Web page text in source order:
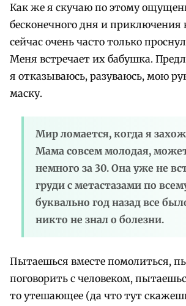
Как же я скучаю по этому
бесконечного дня и приключения
сейчас очень часто только
Меня встречает их бабушка.
я отказываюсь, разуваюсь, мою
маску.
Мир ломается, когда я
Мама совсем молодая,
немного за 30. Она уже не
груди с метастазами по
буквально год назад все
никто не знал о болезни.
Пытаешься вместе помолиться,
поговорить с человеком,
то утешающее (да что тут